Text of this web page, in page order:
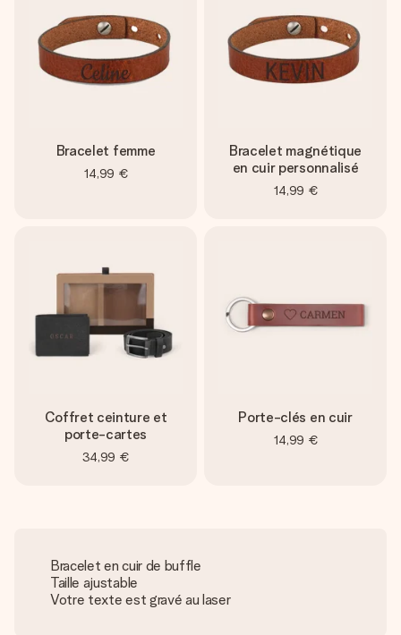
Bracelet femme
14,99 €
Bracelet magnétique
en cuir personnalisé
14,99 €
Coffret ceinture et
porte-cartes
34,99 €
Porte-clés en cuir
14,99 €
Bracelet en cuir de buffle
Taille ajustable
Votre texte est gravé au laser